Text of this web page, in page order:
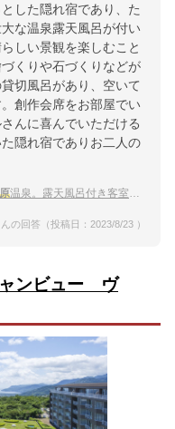
した隠れ宿であり、た
な温泉露天風呂が付い
しい景観を楽しむこと
くりや石づくりなどが
切風呂があり、空いて
創作会席をお部屋でい
んに喜んでいただける
隠れ宿でありお二人の
温泉。露天風呂付き客室の宿でゆっくりしたい！
の回答（投稿日：2023/8/23 ）
ャンビュー ヴ